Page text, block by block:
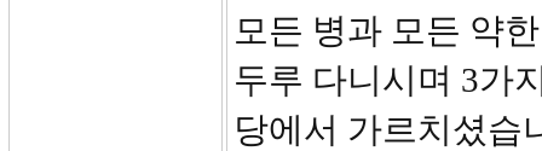
모든 병과 모든 약
두루 다니시며 3가
당에서 가르치셨습